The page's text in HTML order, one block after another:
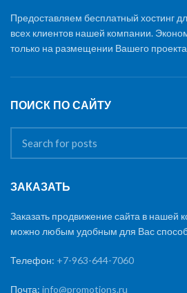
Предоставляем бесплатный хостинг
всех клиентов нашей компании.
только на размещении Вашего
ПОИСК ПО САЙТУ
ЗАКАЗАТЬ
Заказать продвижение сайта в нашей
можно любым удобным для Вас
Телефон: +7-963-644-7060
Почта: info@promotions.ru